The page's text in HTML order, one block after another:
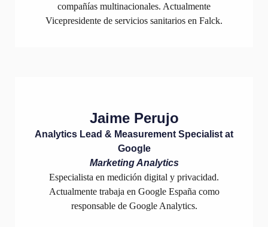
compañías multinacionales. Actualmente
Vicepresidente de servicios sanitarios en Falck.
Jaime Perujo
Analytics Lead & Measurement Specialist at
Google
Marketing Analytics
Especialista en medición digital y privacidad.
Actualmente trabaja en Google España como
responsable de Google Analytics.